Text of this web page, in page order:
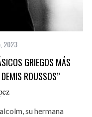
2023
GRIEGOS MÁS
ROUSSOS”
su hermana